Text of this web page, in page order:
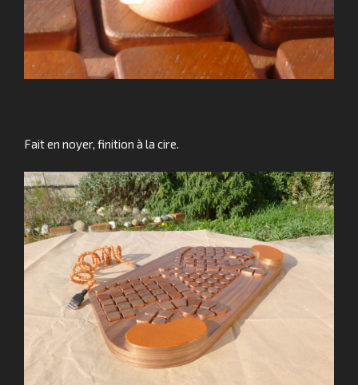
Fait en noyer, finition à la cire.